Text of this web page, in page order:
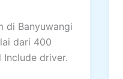
di Banyuwangi
dari 400
Include driver.